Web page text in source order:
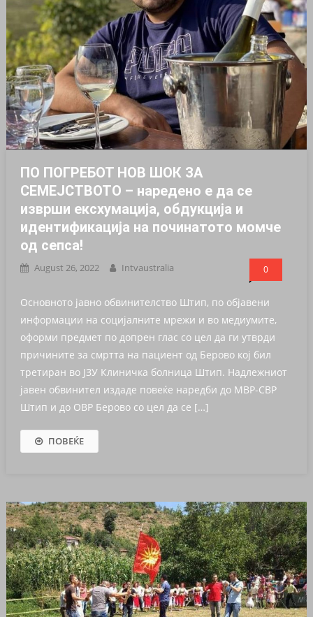
ПО ПОГРЕБОТ НОВ ШОК ЗА
СЕМЕЈСТВОТО – наредено е да се
изврши ексхумација, обдукција и
идентификација на починатото момче
од сепса!
August 26, 2022 Intvaustralia 0
Основното јавно обвинителство Штип, по објавени
информации на социјалните мрежи и во медиумите,
оформи предмет по допрен глас со цел да ги утврди
причините за смртта на пациент од Берово кој бил
третиран во ЈЗУ Клиничка болница Штип. Надлежниот
јавен обвинител издаде повеќе наредби до МВР-СВР
Штип и до ОВР Берово со цел да се […]
ПОВЕЌЕ